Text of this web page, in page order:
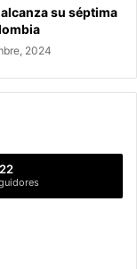
su séptima
2024